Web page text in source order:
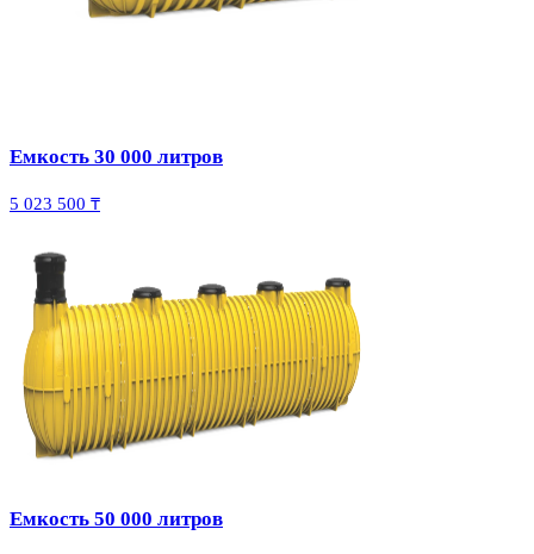
Емкость 30 000 литров
5 023 500 ₸
Емкость 50 000 литров